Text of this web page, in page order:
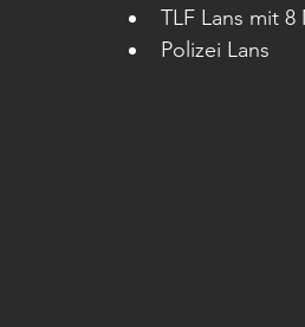
TLF Lans mit 8
Polizei Lans